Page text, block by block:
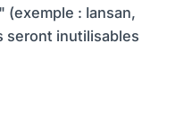
(exemple : Iansan,
seront inutilisables